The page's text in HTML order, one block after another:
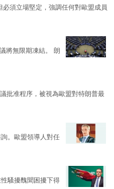
須立場堅定，強調任何對歐盟成員
將無限期凍結。 朗
批准程序，被視為歐盟對特朗普最
。歐盟領導人對任
騷擾醜聞困擾下得